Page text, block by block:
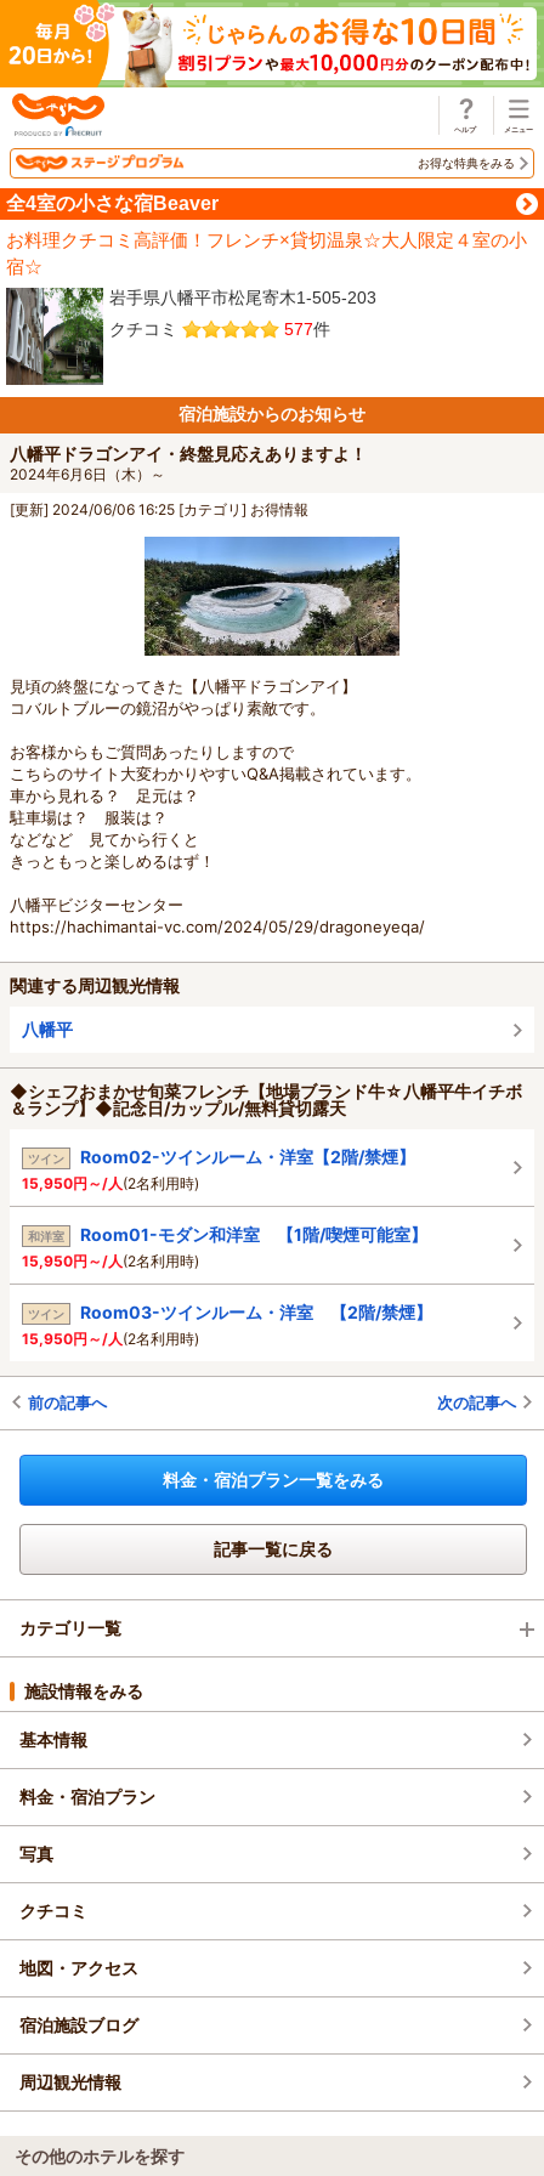
お得な特典をみる
全4室の小さな宿Beaver
お料理クチコミ高評価！フレンチ×貸切温泉☆大人限定４室の小
宿☆
岩手県八幡平市松尾寄木1‐505‐203
クチコミ
577件
宿泊施設からのお知らせ
八幡平ドラゴンアイ・終盤見応えありますよ！
2024年6月6日（木）～
[更新] 2024/06/06 16:25 [カテゴリ] お得情報
見頃の終盤になってきた【八幡平ドラゴンアイ】
コバルトブルーの鏡沼がやっぱり素敵です。
お客様からもご質問あったりしますので
こちらのサイト大変わかりやすいQ&A掲載されています。
車から見れる？ 足元は？
駐車場は？ 服装は？
などなど 見てから行くと
きっともっと楽しめるはず！
八幡平ビジターセンター
https://hachimantai-vc.com/2024/05/29/dragoneyeqa/
関連する周辺観光情報
八幡平
◆シェフおまかせ旬菜フレンチ【地場ブランド牛☆八幡平牛イチボ
＆ランプ】◆記念日/カップル/無料貸切露天
ツイン Room02-ツインルーム・洋室【2階/禁煙】
15,950円～/人 (2名利用時)
和洋室 Room01-モダン和洋室 【1階/喫煙可能室】
15,950円～/人 (2名利用時)
ツイン Room03-ツインルーム・洋室 【2階/禁煙】
15,950円～/人 (2名利用時)
前の記事へ 次の記事へ
料金・宿泊プラン一覧をみる
記事一覧に戻る
カテゴリ一覧
イベント・フェア (7)
新プラン (52)
新メニュー・新製品 (77)
新オープン・リニューアル (5)
変更・改善 (12)
館内メンテナンス (9)
その他 (35)
じゃらん限定 (1)
お得情報 (57)
施設情報をみる
基本情報
料金・宿泊プラン
写真
クチコミ
地図・アクセス
宿泊施設ブログ
周辺観光情報
その他のホテルを探す